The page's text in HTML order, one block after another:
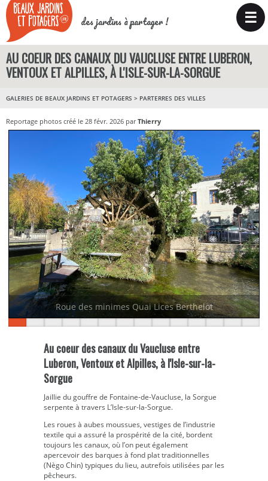
des jardins à partager ! ☰
AU COEUR DES CANAUX DU VAUCLUSE ENTRE LUBERON,
VENTOUX ET ALPILLES, À L'ISLE-SUR-LA-SORGUE
GALERIES DE BEAUX JARDINS ET POTAGERS > PARTERRES DES VILLES
Reportage photos créé le 28 févr. 2026 parThierry
Roue des minimes Quai Lices Berthelot
Au coeur des canaux du Vaucluse entre
Luberon, Ventoux et Alpilles, à l'Isle-sur-la-
Sorgue
Jaillie du gouffre de Fontaine-de-Vaucluse, la Sorgue
serpente à travers L’Isle-sur-la-Sorgue.
Les roues à aubes moussues, vestiges de l’industrie
textile qui a assuré la prospérité de la cité, bordent
toujours les canaux, où l’on peut également
apercevoir des barques à fond plat traditionnelles
(Nègo Chin) typiques du lieu, autrefois utilisées par les
pêcheurs.